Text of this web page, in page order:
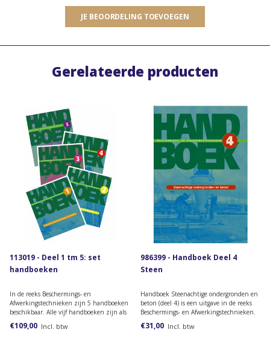
JE BEOORDELING TOEVOEGEN
Gerelateerde producten
113019 - Deel 1 tm 5: set
handboeken
In de reeks Beschermings- en
Afwerkingstechnieken zijn 5 handboeken
beschikbaar. Alle vijf handboeken zijn als
€109,00 Incl. btw
986399 - Handboek Deel 4
Steen
Handboek Steenachtige ondergronden en
beton (deel 4) is een uitgave in de reeks
Beschermings- en Afwerkingstechnieken.
verfproducten, glas en glasverwerking,
€31,00 Incl. btw